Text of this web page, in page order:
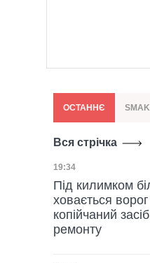
ОСТАННЄ
Вся стрічка
Дата публікації
19:34
Під килимком
ховається
копійчаний
ремонту